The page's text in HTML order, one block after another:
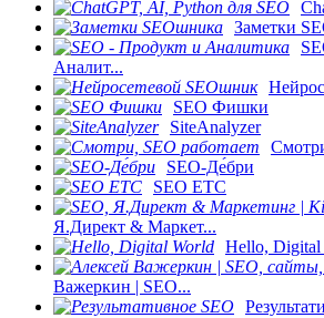
Заметки
Аналит...
SEO Фишки
SiteAnalyzer
SEO-Де́бри
SEO ETC
Я.Директ & Маркет...
Hello, Digital
Важеркин | SEO...